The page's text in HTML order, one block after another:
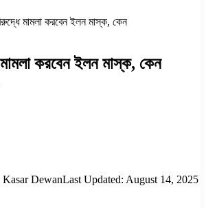
মামলা করবেন ইলন মাস্ক, কেন
করবেন ইলন মাস্ক, কেন
Kasar DewanLast Updated: August 14, 2025